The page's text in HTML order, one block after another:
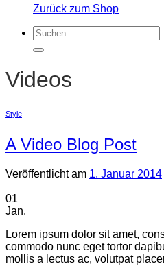
Zurück zum Shop
Suchen
nach:
Videos
Style
A Video Blog Post
Veröffentlicht am 1. Januar 2014
01
Jan.
Lorem ipsum dolor sit amet,
commodo nunc eget tortor
mollis a lectus ac, volutpat